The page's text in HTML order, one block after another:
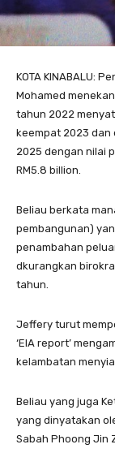
KOTA KINABALU:
Mohamed
tahun 2022
keempat 2023 dan
2025 dengan nilai
RM5.8 billion.
Beliau berkata
pembangunan)
penambahan
dkurangkan
tahun.
Jeffery turut
‘EIA report’
kelambatan
Beliau yang juga
yang dinyatakan
Sabah Phoong Jin